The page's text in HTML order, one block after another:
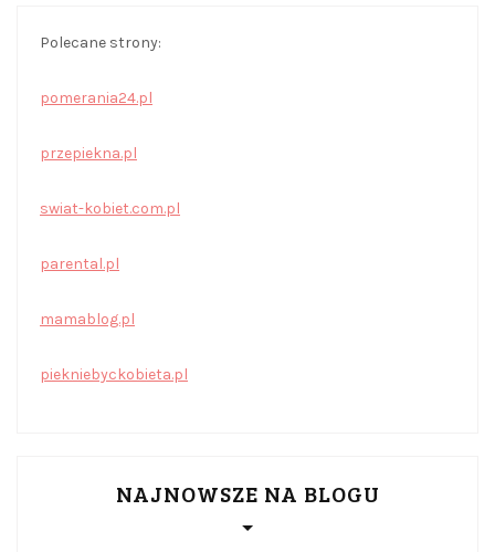
Polecane strony:
pomerania24.pl
przepiekna.pl
swiat-kobiet.com.pl
parental.pl
mamablog.pl
piekniebyckobieta.pl
NAJNOWSZE NA BLOGU